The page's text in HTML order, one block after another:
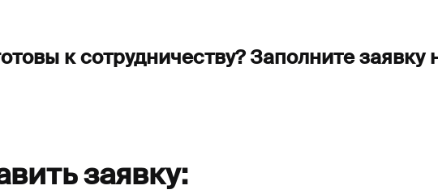
к сотрудничеству? Заполните заявку
заявку: